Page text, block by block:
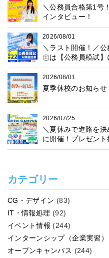
＼公務員合格第1号
インタビュー！
2026/08/01
＼ラスト開催！／
㊏は【公務員模試】
2026/08/01
夏季休校のお知らせ
2026/07/25
＼夏休みで進路を
に開催！プレゼン
う！
カテゴリー
CG・デザイン (83)
IT・情報処理 (92)
イベント情報 (244)
インターンシップ（企業実習）
オープンキャンパス (244)